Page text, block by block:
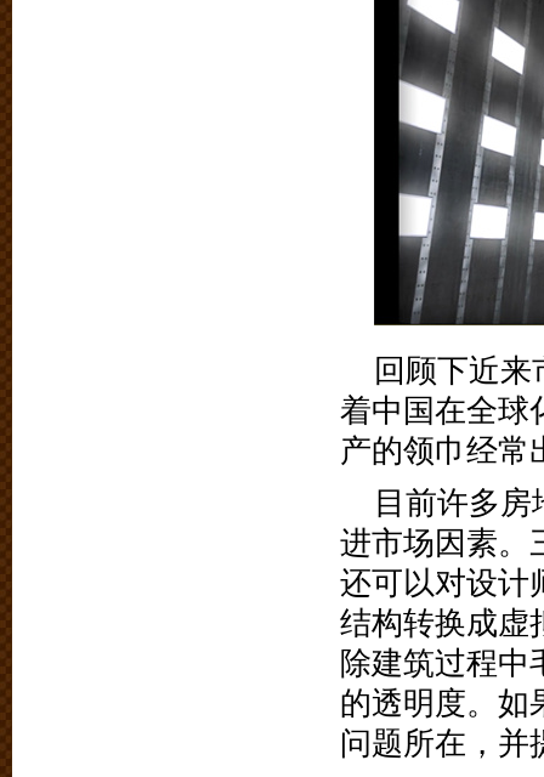
回顾下近
着中国在全球
产的领巾经常
目前许多
进市场因素。
还可以对设计
结构转换成虚
除建筑过程中
的透明度。如
问题所在，并